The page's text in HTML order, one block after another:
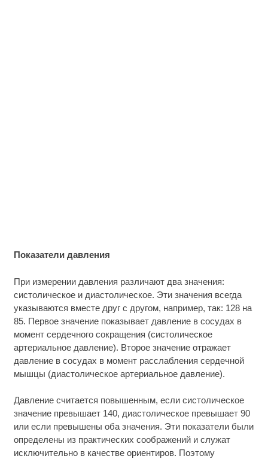
Показатели давления
При измерении давления различают два значения:
систолическое и диастолическое. Эти значения всегда
указываются вместе друг с другом, например, так: 128 на
85. Первое значение показывает давление в сосудах в
момент сердечного сокращения (систолическое
артериальное давление). Второе значение отражает
давление в сосудах в момент расслабления сердечной
мышцы (диастолическое артериальное давление).
Давление считается повышенным, если систолическое
значение превышает 140, диастолическое превышает 90
или если превышены оба значения. Эти показатели были
определены из практических соображений и служат
исключительно в качестве ориентиров. Поэтому